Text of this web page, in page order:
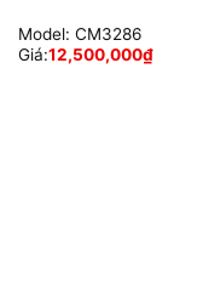
Model: CM3286
Giá:12,500,000₫